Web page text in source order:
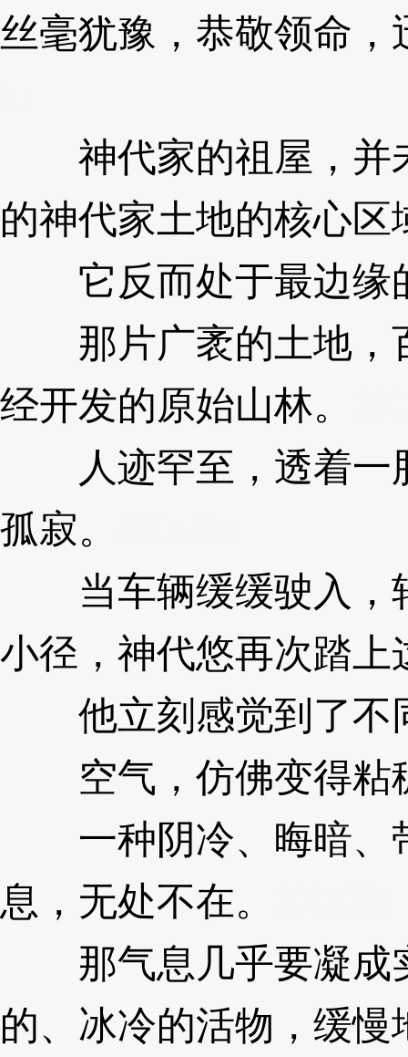
丝毫犹豫，恭敬领命，
神代家的祖屋，并
的神代家土地的核心区
它反而处于最边缘
那片广袤的土地，
经开发的原始山林。
人迹罕至，透着一
孤寂。
当车辆缓缓驶入，
小径，神代悠再次踏上
他立刻感觉到了不
空气，仿佛变得粘
一种阴冷、晦暗、
息，无处不在。
那气息几乎要凝成
的、冰冷的活物，缓慢